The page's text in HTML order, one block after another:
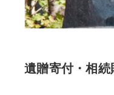
遺贈寄付・相